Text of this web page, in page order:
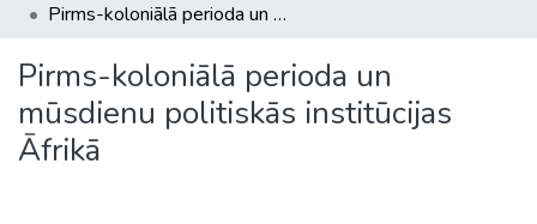
Pirms-koloniālā perioda un mūsdienu politiskās institūcijas Āfrikā
Pirms-koloniālā perioda un
mūsdienu politiskās institūcijas
Āfrikā